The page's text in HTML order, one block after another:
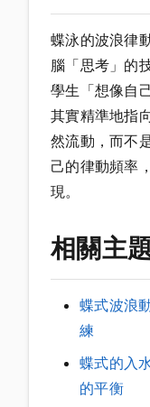
蝶泳的波浪律
腦「思考」的
學生「想像自
其實精準地指
然流動，而不
己的律動頻率
現。
相關主
蝶式波浪
練
蝶式的入
的平衡